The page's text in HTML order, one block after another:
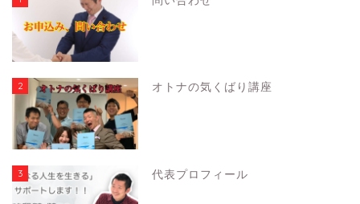
2 オトナの気くばり講座
3 代表プロフィール